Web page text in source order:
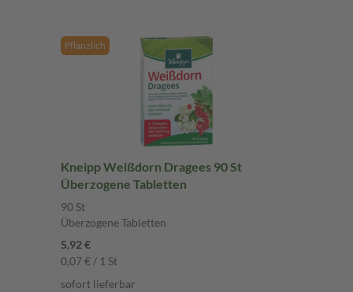
Pflanzlich
Kneipp Weißdorn Dragees 90 St
Überzogene Tabletten
90 St
Überzogene Tabletten
5,92 €
0,07 € / 1 St
sofort lieferbar